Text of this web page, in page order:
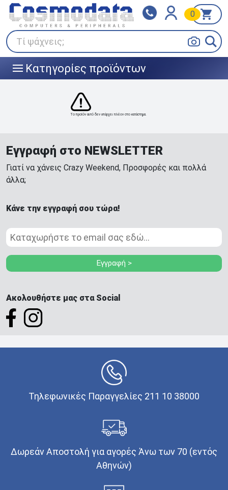
Τί ψάχνεις;
0
||| Κατηγορίες προϊόντων
Klarna
Πληρώστε σε 3
άτοκες δόσεις
BOX NOW
Το προϊόν αυτό δεν υπάρχει πλέον στο κατάστημα.
Εγγραφή στο NEWSLETTER
Γιατί να χάνεις Crazy Weekend, Προσφορές και πολλά
άλλα;
Κάνε την εγγραφή σου τώρα!
Εγγραφή >
Ακολουθήστε μας στα Social
Τηλεφωνικές Παραγγελίες 211 10 38000
Δωρεάν Αποστολή για αγορές Άνω των 70 (εντός
Αθηνών)